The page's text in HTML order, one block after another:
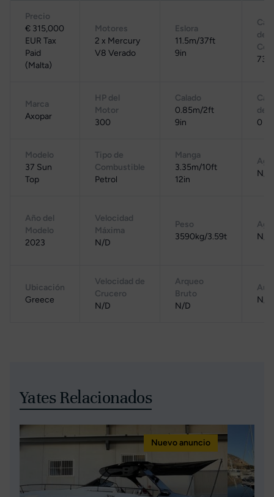
Precio
€ 315,000
EUR Tax
Paid
(Malta)
Motores
2 x Mercury
V8 Verado
Eslora
11.5m/37ft
9in
de
730
Marca
Axopar
HP del
Motor
300
Calado
0.85m/2ft
9in
de
0 L
Modelo
37 Sun
Top
Tipo de
Combustible
Petrol
Manga
3.35m/10ft
12in
N/D
Año del
Modelo
2023
Velocidad
Máxima
N/D
Peso
3590kg/3.59t
N/D
Ubicación
Greece
Velocidad de
Crucero
N/D
Arqueo
Bruto
N/D
N/D
Yates Relacionados
Nuevo anuncio